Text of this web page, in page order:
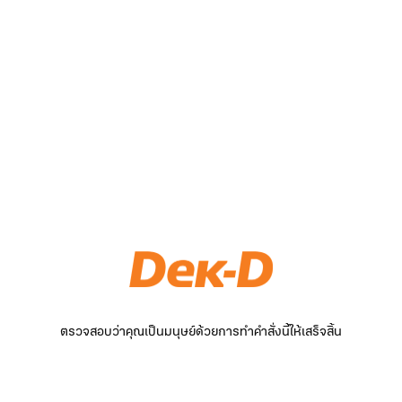
ตรวจสอบว่าคุณเป็นมนุษย์ด้วยการทำคำสั่งนี้ให้เสร็จสิ้น